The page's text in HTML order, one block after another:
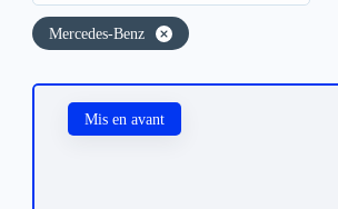
Mercedes-Benz
Mis en avant